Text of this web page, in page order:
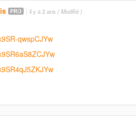
il y a 2 ans ( Modifié )
qwspCJYw